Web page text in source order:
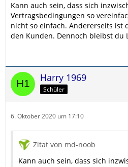
Kann auch sein, dass sich
Vertragsbedingungen so
nicht so einfach. Andererseits ist
den Kunden. Dennoch bleibst du
Harry 1969
Schüler
6. Oktober 2020 um 17:10
Zitat von md-noob
Kann auch sein, dass sich